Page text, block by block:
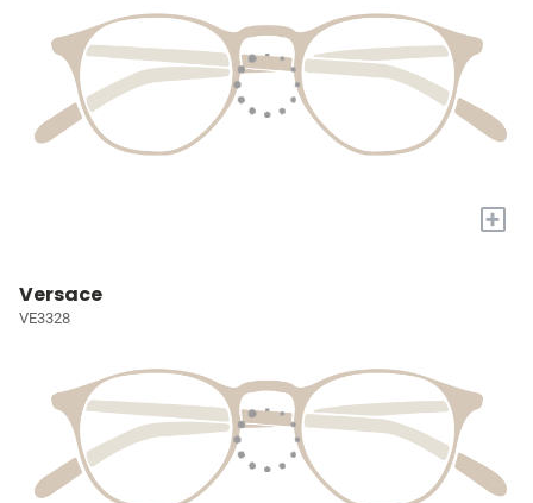
+
Versace
VE3328